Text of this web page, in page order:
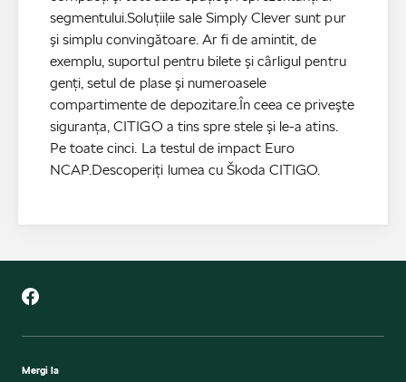
segmentului.Soluţiile sale Simply Clever sunt pur
şi simplu convingătoare. Ar fi de amintit, de
exemplu, suportul pentru bilete şi cârligul pentru
genţi, setul de plase şi numeroasele
compartimente de depozitare.În ceea ce priveşte
siguranţa, CITIGO a tins spre stele şi le-a atins.
Pe toate cinci. La testul de impact Euro
NCAP.Descoperiţi lumea cu Škoda CITIGO.
Mergi la